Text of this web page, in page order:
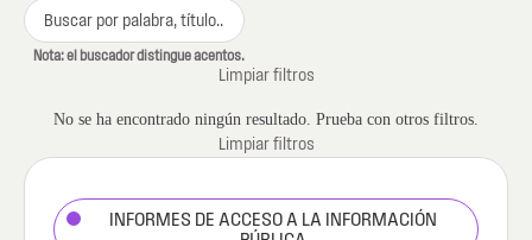
Nota: el buscador distingue acentos.
Limpiar filtros
No se ha encontrado ningún resultado. Prueba con otros filtros.
Limpiar filtros
INFORMES DE ACCESO A LA INFORMACIÓN